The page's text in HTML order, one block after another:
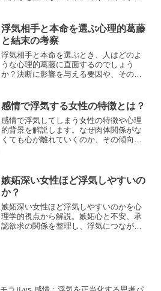
浮気相手と本命を選ぶ心理的葛藤
と結末の考察
浮気相手と本命を選ぶとき、人はどのよ
うな心理的葛藤に直面するのでしょう
か？決断に影響を与える要因や、その選
感情で浮気する女性の特徴とは？
感情で浮気してしまう女性の特徴や心理
的背景を解説します。なぜ肉体関係がな
くても心が離れていくのか、その傾向と
嫉妬深い女性ほど浮気しやすいの
か？
嫉妬深い女性ほど浮気しやすいのかを心
理学的視点から解説。嫉妬心と不安、承
認欲求の関係を整理し、浮気につながり